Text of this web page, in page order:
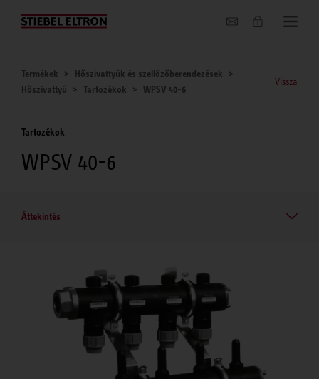
Hírek
Termékek
Hőszivattyúk és szellőzőberendezések
Hőszivattyú
Tartozékok WPSV 40-6
Vissza
Tartozékok
WPSV 40-6
Áttekintés